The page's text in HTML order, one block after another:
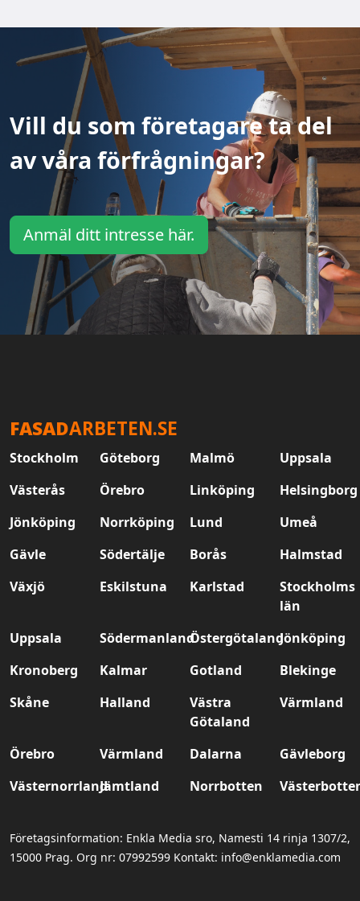
Vill du som företagare ta del
av våra förfrågningar?
Anmäl ditt intresse här.
FASADARBETEN.SE
Stockholm Göteborg Malmö
Uppsala
Västerås
Örebro Linköping
Helsingborg
Jönköping
Norrköping Lund
Umeå
Gävle
Södertälje Borås
Halmstad
Växjö
Eskilstuna Karlstad
Stockholms
län
Uppsala
SödermanlandÖstergötalandJönköping
Kronoberg
Kalmar Gotland
Blekinge
Skåne
Halland
Västra
Götaland
Värmland
Örebro Värmland Dalarna
Gävleborg
VästernorrlandJämtland Norrbotten
Företagsinformation: Enkla Media sro, Namesti 14 rinja 1307/2,
15000 Prag. Org nr: 07992599 Kontakt: info@enklamedia.com